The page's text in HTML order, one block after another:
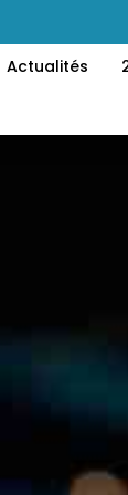
Actualités